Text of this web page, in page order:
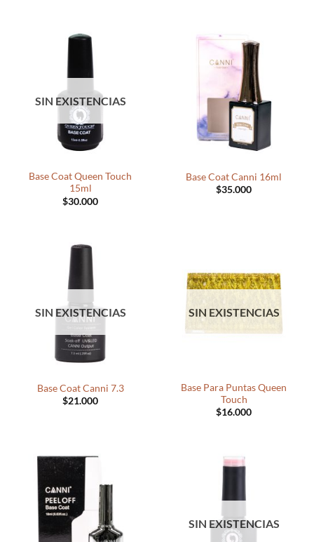
SIN EXISTENCIAS
Base Coat Queen Touch
15ml
$30.000
Base Coat Canni 16ml
$35.000
SIN EXISTENCIAS
Base Coat Canni 7.3
$21.000
SIN EXISTENCIAS
Base Para Puntas Queen
Touch
$16.000
SIN EXISTENCIAS